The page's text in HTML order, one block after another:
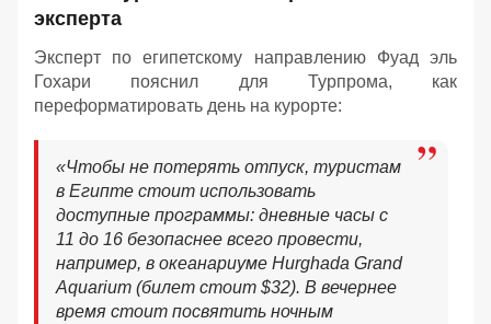
эксперта
Эксперт по египетскому направлению Фуад эль
Гохари пояснил для Турпрома, как
переформатировать день на курорте:
«Чтобы не потерять отпуск, туристам
в Египте стоит использовать
доступные программы: дневные часы с
11 до 16 безопаснее всего провести,
например, в океанариуме Hurghada Grand
Aquarium (билет стоит $32). В вечернее
время стоит посвятить ночным